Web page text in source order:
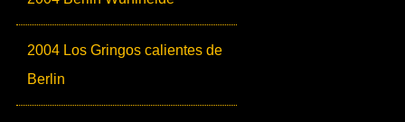
2004 Los Gringos calientes de
Berlin